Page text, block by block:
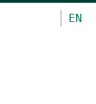
EN